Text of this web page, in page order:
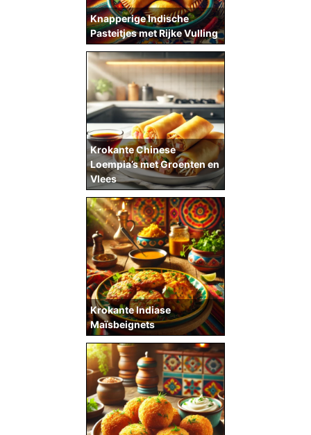
Knapperige Indische
Pasteitjes met Rijke Vulling
Krokante Chinese
Loempia’s met Groenten en
Vlees
Krokante Indiase
Maïsbeignets